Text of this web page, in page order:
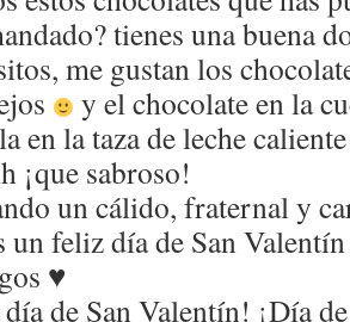
tienes una buena
me gustan los
y el chocolate en la
en la taza de leche
¡que sabroso!
un cálido, fraternal y
un feliz día de San
♥
día de San Valentín! ¡Día